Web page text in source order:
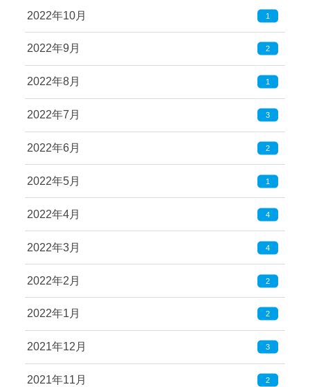
2022年10月 1
2022年9月 2
2022年8月 1
2022年7月 3
2022年6月 2
2022年5月 1
2022年4月 4
2022年3月 4
2022年2月 2
2022年1月 2
2021年12月 3
2021年11月 2